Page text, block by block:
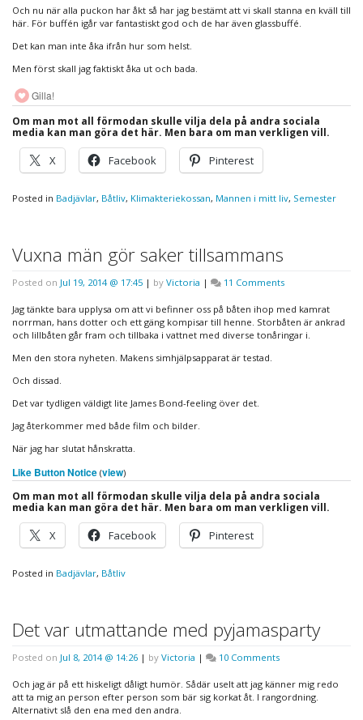
Och nu när alla puckon har åkt så har jag bestämt att vi skall stanna en kväll till
här. För buffén igår var fantastiskt god och de har även glassbuffé.
Det kan man inte åka ifrån hur som helst.
Men först skall jag faktiskt åka ut och bada.
Gilla!
Om man mot all förmodan skulle vilja dela på andra sociala
media kan man göra det här. Men bara om man verkligen vill.
X Facebook Pinterest
Posted in Badjävlar, Båtliv, Klimakteriekossan, Mannen i mitt liv, Semester
Vuxna män gör saker tillsammans
Posted on Jul 19, 2014 @ 17:45 | by Victoria | 11 Commentson
män
gör
saker
Jag tänkte bara upplysa om att vi befinner oss på båten ihop med kamrat
norrman, hans dotter och ett gäng kompisar till henne. Storbåten är ankrad
och lillbåten går fram och tillbaka i vattnet med diverse tonåringar i.
Men den stora nyheten. Makens simhjälpsapparat är testad.
Och dissad.
Det var tydligen väldigt lite James Bond-feeling över det.
Jag återkommer med både film och bilder.
När jag har slutat hånskratta.
Like Button Notice (view)
Om man mot all förmodan skulle vilja dela på andra sociala
media kan man göra det här. Men bara om man verkligen vill.
X Facebook Pinterest
Posted in Badjävlar, Båtliv
Det var utmattande med pyjamasparty
Posted on Jul 8, 2014 @ 14:26 | by Victoria | 10 Commentson
var
utmattande
Och jag är på ett hiskeligt dåligt humör. Sådär uselt att jag känner mig redo
att ta mig an person efter person som bär sig korkat åt. I rangordning.
Alternativt slå den ena med den andra.